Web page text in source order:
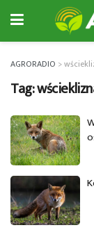
AGRORADIO >
Tag: